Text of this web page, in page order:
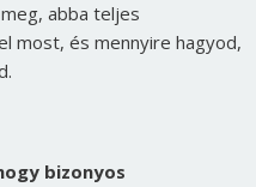
abba teljes
most, és mennyire hagyod,
bizonyos